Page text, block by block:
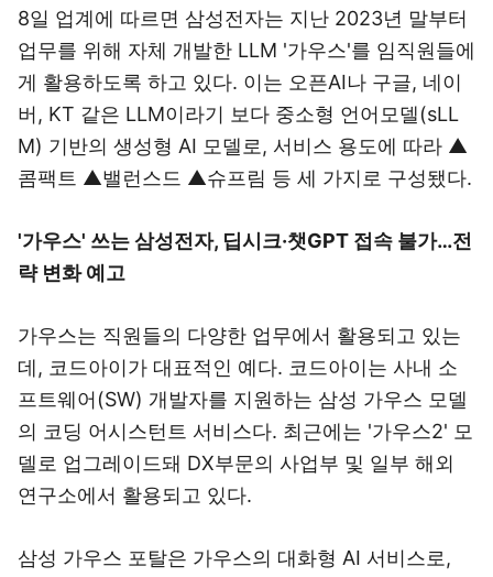
8일 업계에 따르면 삼성전자는 지난 2023년 말부터
업무를 위해 자체 개발한 LLM '가우스'를 임직원들에
게 활용하도록 하고 있다. 이는 오픈AI나 구글, 네이
버, KT 같은 LLM이라기 보다 중소형 언어모델(sLL
M) 기반의 생성형 AI 모델로, 서비스 용도에 따라 ▲
콤팩트 ▲밸런스드 ▲슈프림 등 세 가지로 구성됐다.
'가우스' 쓰는 삼성전자, 딥시크·챗GPT 접속 불가…전
략 변화 예고
가우스는 직원들의 다양한 업무에서 활용되고 있는
데, 코드아이가 대표적인 예다. 코드아이는 사내 소
프트웨어(SW) 개발자를 지원하는 삼성 가우스 모델
의 코딩 어시스턴트 서비스다. 최근에는 '가우스2' 모
델로 업그레이드돼 DX부문의 사업부 및 일부 해외
연구소에서 활용되고 있다.
삼성 가우스 포탈은 가우스의 대화형 AI 서비스로,